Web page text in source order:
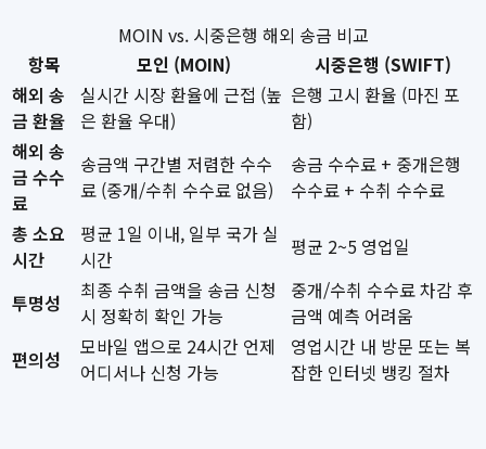
MOIN vs. 시중은행 해외 송금 비교
항목
모인 (MOIN)
시중은행 (SWIFT)
해외 송
금 환율
실시간 시장 환율에 근접 (높
은 환율 우대)
은행 고시 환율 (마진 포
함)
해외 송
금 수수
료
송금액 구간별 저렴한 수수
료 (중개/수취 수수료 없음)
송금 수수료 + 중개은행
수수료 + 수취 수수료
총 소요
시간
평균 1일 이내, 일부 국가 실
시간
평균 2~5 영업일
투명성
최종 수취 금액을 송금 신청
시 정확히 확인 가능
중개/수취 수수료 차감 후
금액 예측 어려움
편의성
모바일 앱으로 24시간 언제
어디서나 신청 가능
영업시간 내 방문 또는 복
잡한 인터넷 뱅킹 절차